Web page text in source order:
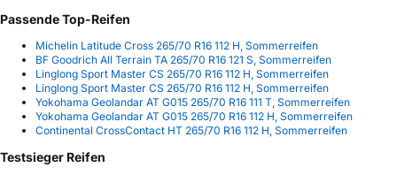
Passende Top-Reifen
Michelin Latitude Cross 265/70 R16 112 H, Sommerreifen
BF Goodrich All Terrain TA 265/70 R16 121 S, Sommerreifen
Linglong Sport Master CS 265/70 R16 112 H, Sommerreifen
Linglong Sport Master CS 265/70 R16 112 H, Sommerreifen
Yokohama Geolandar AT G015 265/70 R16 111 T, Sommerreifen
Yokohama Geolandar AT G015 265/70 R16 112 H, Sommerreifen
Continental CrossContact HT 265/70 R16 112 H, Sommerreifen
Testsieger Reifen